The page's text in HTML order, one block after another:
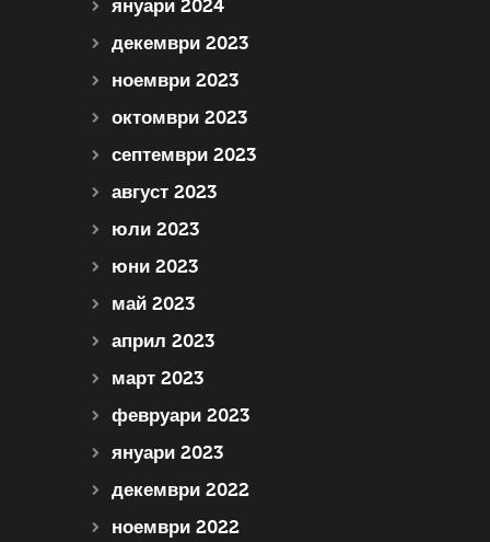
януари 2024
декември 2023
ноември 2023
октомври 2023
септември 2023
август 2023
юли 2023
юни 2023
май 2023
април 2023
март 2023
февруари 2023
януари 2023
декември 2022
ноември 2022